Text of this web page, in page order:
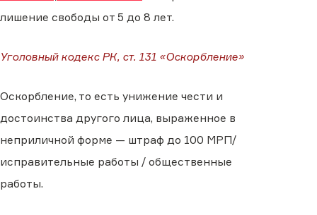
лишение свободы от 5 до 8 лет.
Уголовный кодекс РК, ст. 131 «Оскорбление»
Оскорбление, то есть унижение чести и
достоинства другого лица, выраженное в
неприличной форме — штраф до 100 МРП/
исправительные работы / общественные
работы.